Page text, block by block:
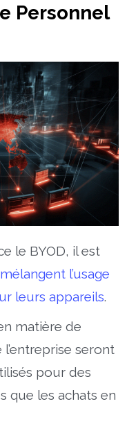
Personnel
le BYOD, il est
mélangent l’usage
leurs appareils.
matière de
seront
pour des
que les achats en